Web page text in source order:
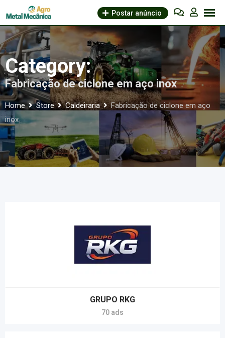
to
content
Postar anúncio
Category:
Fabricação de ciclone em aço inox
Home Store Caldeiraria
Fabricação de ciclone em aço
inox
GRUPO RKG
70 ads